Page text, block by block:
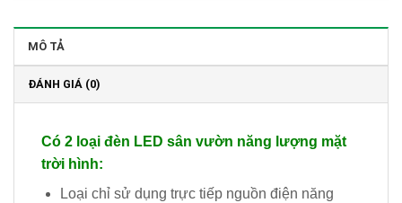
MÔ TẢ
ĐÁNH GIÁ (0)
Có 2 loại đèn LED sân vườn năng lượng mặt
trời hình:
Loại chỉ sử dụng trực tiếp nguồn điện năng